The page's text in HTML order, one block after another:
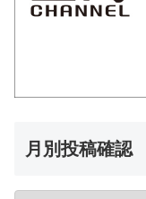
月別投稿確認